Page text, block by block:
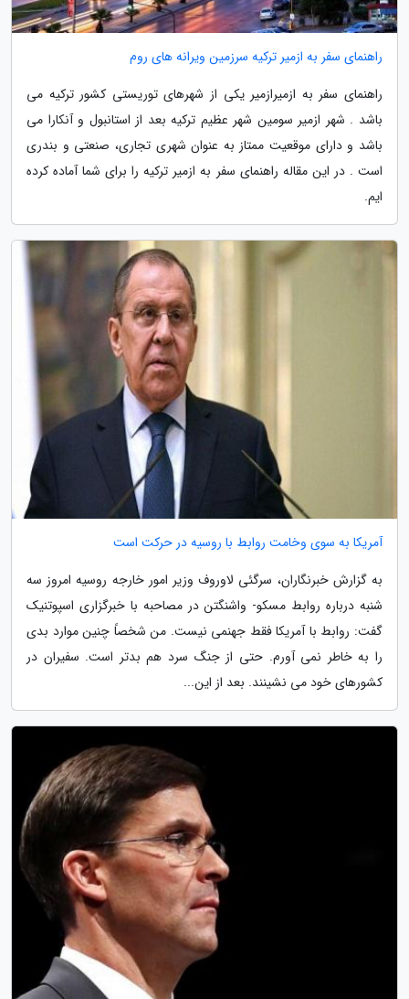
راهنمای سفر به ازمیر ترکیه سرزمین ویرانه های روم
راهنمای سفر به ازمیرازمیر یکی از شهرهای توریستی کشور ترکیه می
باشد . شهر ازمیر سومین شهر عظیم ترکیه بعد از استانبول و آنکارا می
باشد و دارای موقعیت ممتاز به عنوان شهری تجاری، صنعتی و بندری
است . در این مقاله راهنمای سفر به ازمیر ترکیه را برای شما آماده کرده
ایم.
آمریکا به سوی وخامت روابط با روسیه در حرکت است
به گزارش خبرنگاران، سرگئی لاوروف وزیر امور خارجه روسیه امروز سه
شنبه درباره روابط مسکو- واشنگتن در مصاحبه با خبرگزاری اسپوتنیک
گفت: روابط با آمریکا فقط جهنمی نیست. من شخصاً چنین موارد بدی
را به خاطر نمی آورم. حتی از جنگ سرد هم بدتر است. سفیران در
کشورهای خود می نشینند. بعد از این...